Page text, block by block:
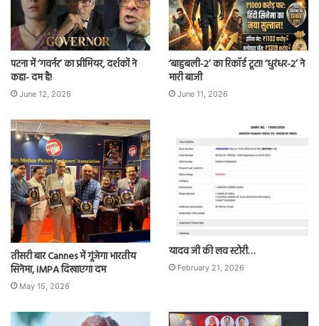
पटना में ‘गवर्नर’ का प्रीमियर, दर्शकों ने
कहा- दम है!
June 12, 2026
‘बाहुबली-2’ का रिकॉर्ड टूटा! ‘धुरंधर-2’ ने
मारी बाजी
June 11, 2026
तीसरी बार Cannes में गूंजेगा भारतीय
सिनेमा, IMPA दिखाएगा दम
May 15, 2026
यादव जी की लव स्टोरी…
February 21, 2026